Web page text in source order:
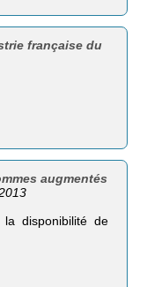
française du
augmentés
disponibilité de